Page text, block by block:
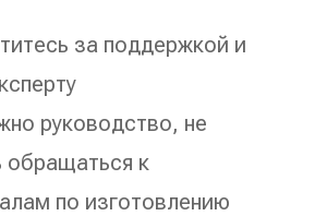
за поддержкой и
руководство, не
обращаться к
по изготовлению